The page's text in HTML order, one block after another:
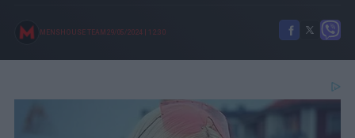
MENSHOUSE TEAM 29/05/2024 12:30